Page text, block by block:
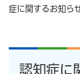
症に関するお知ら
認知症に